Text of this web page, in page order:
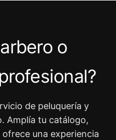
o
de peluquería y
Amplía tu catálogo,
una experiencia